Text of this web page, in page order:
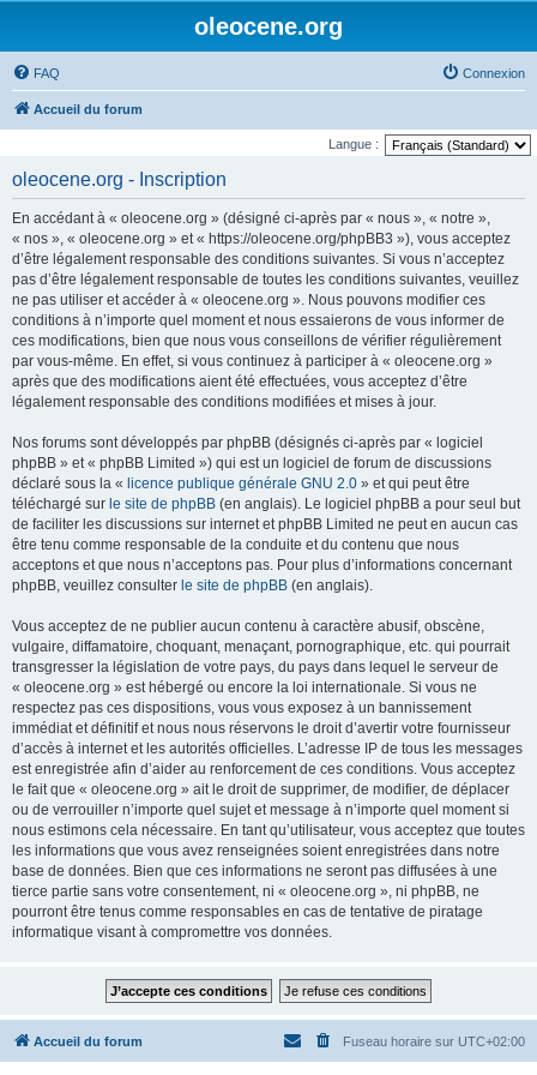
oleocene.org
FAQ Connexion
Accueil du forum
Langue :
oleocene.org - Inscription
En accédant à « oleocene.org » (désigné ci-après par « nous », « notre »,
« nos », « oleocene.org » et « https://oleocene.org/phpBB3 »), vous acceptez
d’être légalement responsable des conditions suivantes. Si vous n’acceptez
pas d’être légalement responsable de toutes les conditions suivantes, veuillez
ne pas utiliser et accéder à « oleocene.org ». Nous pouvons modifier ces
conditions à n’importe quel moment et nous essaierons de vous informer de
ces modifications, bien que nous vous conseillons de vérifier régulièrement
par vous-même. En effet, si vous continuez à participer à « oleocene.org »
après que des modifications aient été effectuées, vous acceptez d’être
légalement responsable des conditions modifiées et mises à jour.
Nos forums sont développés par phpBB (désignés ci-après par « logiciel
phpBB » et « phpBB Limited ») qui est un logiciel de forum de discussions
déclaré sous la « licence publique générale GNU 2.0 » et qui peut être
téléchargé sur le site de phpBB (en anglais). Le logiciel phpBB a pour seul but
de faciliter les discussions sur internet et phpBB Limited ne peut en aucun cas
être tenu comme responsable de la conduite et du contenu que nous
acceptons et que nous n’acceptons pas. Pour plus d’informations concernant
phpBB, veuillez consulter le site de phpBB (en anglais).
Vous acceptez de ne publier aucun contenu à caractère abusif, obscène,
vulgaire, diffamatoire, choquant, menaçant, pornographique, etc. qui pourrait
transgresser la législation de votre pays, du pays dans lequel le serveur de
« oleocene.org » est hébergé ou encore la loi internationale. Si vous ne
respectez pas ces dispositions, vous vous exposez à un bannissement
immédiat et définitif et nous nous réservons le droit d’avertir votre fournisseur
d’accès à internet et les autorités officielles. L’adresse IP de tous les messages
est enregistrée afin d’aider au renforcement de ces conditions. Vous acceptez
le fait que « oleocene.org » ait le droit de supprimer, de modifier, de déplacer
ou de verrouiller n’importe quel sujet et message à n’importe quel moment si
nous estimons cela nécessaire. En tant qu’utilisateur, vous acceptez que toutes
les informations que vous avez renseignées soient enregistrées dans notre
base de données. Bien que ces informations ne seront pas diffusées à une
tierce partie sans votre consentement, ni « oleocene.org », ni phpBB, ne
pourront être tenus comme responsables en cas de tentative de piratage
informatique visant à compromettre vos données.
Accueil du forum Fuseau horaire sur UTC+02:00